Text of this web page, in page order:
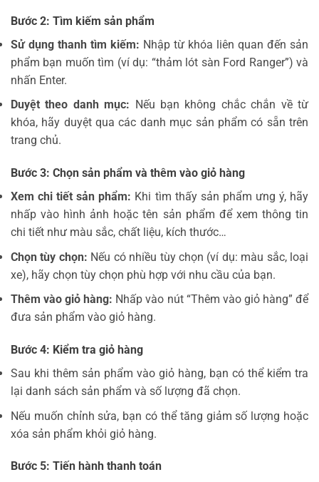
Bước 2: Tìm kiếm sản phẩm
Sử dụng thanh tìm kiếm: Nhập từ khóa liên quan đến sản
phẩm bạn muốn tìm (ví dụ: “thảm lót sàn Ford Ranger”) và
nhấn Enter.
Duyệt theo danh mục: Nếu bạn không chắc chắn về từ
khóa, hãy duyệt qua các danh mục sản phẩm có sẵn trên
trang chủ.
Bước 3: Chọn sản phẩm và thêm vào giỏ hàng
Xem chi tiết sản phẩm: Khi tìm thấy sản phẩm ưng ý, hãy
nhấp vào hình ảnh hoặc tên sản phẩm để xem thông tin
chi tiết như màu sắc, chất liệu, kích thước…
Chọn tùy chọn: Nếu có nhiều tùy chọn (ví dụ: màu sắc, loại
xe), hãy chọn tùy chọn phù hợp với nhu cầu của bạn.
Thêm vào giỏ hàng: Nhấp vào nút “Thêm vào giỏ hàng” để
đưa sản phẩm vào giỏ hàng.
Bước 4: Kiểm tra giỏ hàng
Sau khi thêm sản phẩm vào giỏ hàng, bạn có thể kiểm tra
lại danh sách sản phẩm và số lượng đã chọn.
Nếu muốn chỉnh sửa, bạn có thể tăng giảm số lượng hoặc
xóa sản phẩm khỏi giỏ hàng.
Bước 5: Tiến hành thanh toán